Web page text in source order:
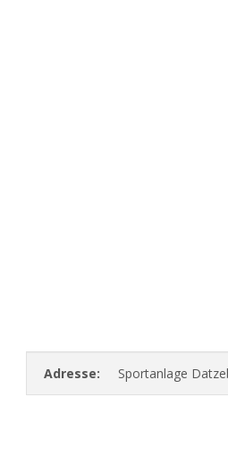
Adresse: Sportanlage